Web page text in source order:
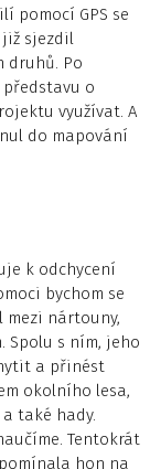
pomocí GPS se
již sjezdil
druhů. Po
o
využívat. A
do mapování
k odchycení
bychom se
mezi nártouny,
Spolu s ním, jeho
a přinést
okolního lesa,
také hady.
Tentokrát
hon na